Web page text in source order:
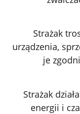
Strażak
urządzenia,
je
Strażak
energii i